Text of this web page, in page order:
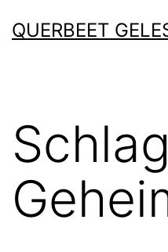
Inhalt
QUERBEET